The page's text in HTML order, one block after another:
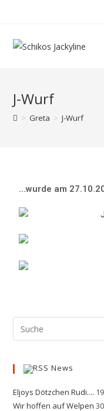
J-Wurf
> Greta > J-Wurf
…wurde am
News
Eljoys Dötzchen Rudi....
Wir hoffen auf Welpen